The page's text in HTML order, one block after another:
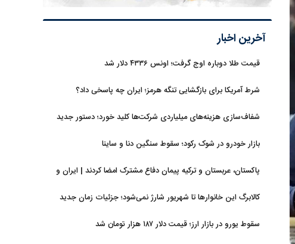
آخرین اخبار
قیمت طلا دوباره اوج گرفت؛ اونس ۴۳۳۶ دلار شد
شرط آمریکا برای بازگشایی تنگه هرمز؛ ایران چه پاسخی داد؟
شفاف‌سازی هزینه‌های میلیاردی شرکت‌ها کلید خورد؛ دستور جدید
بازار خودرو در شوک رکود؛ سقوط سنگین دنا و ساینا
پاکستان، عربستان و ترکیه پیمان دفاع مشترک امضا کردند | ایران و
کالابرگ این خانوارها تا شهریور شارژ نمی‌شود؛ جزئیات زمان جدید
سقوط یورو در بازار ارز؛ قیمت دلار ۱۸۷ هزار تومان شد